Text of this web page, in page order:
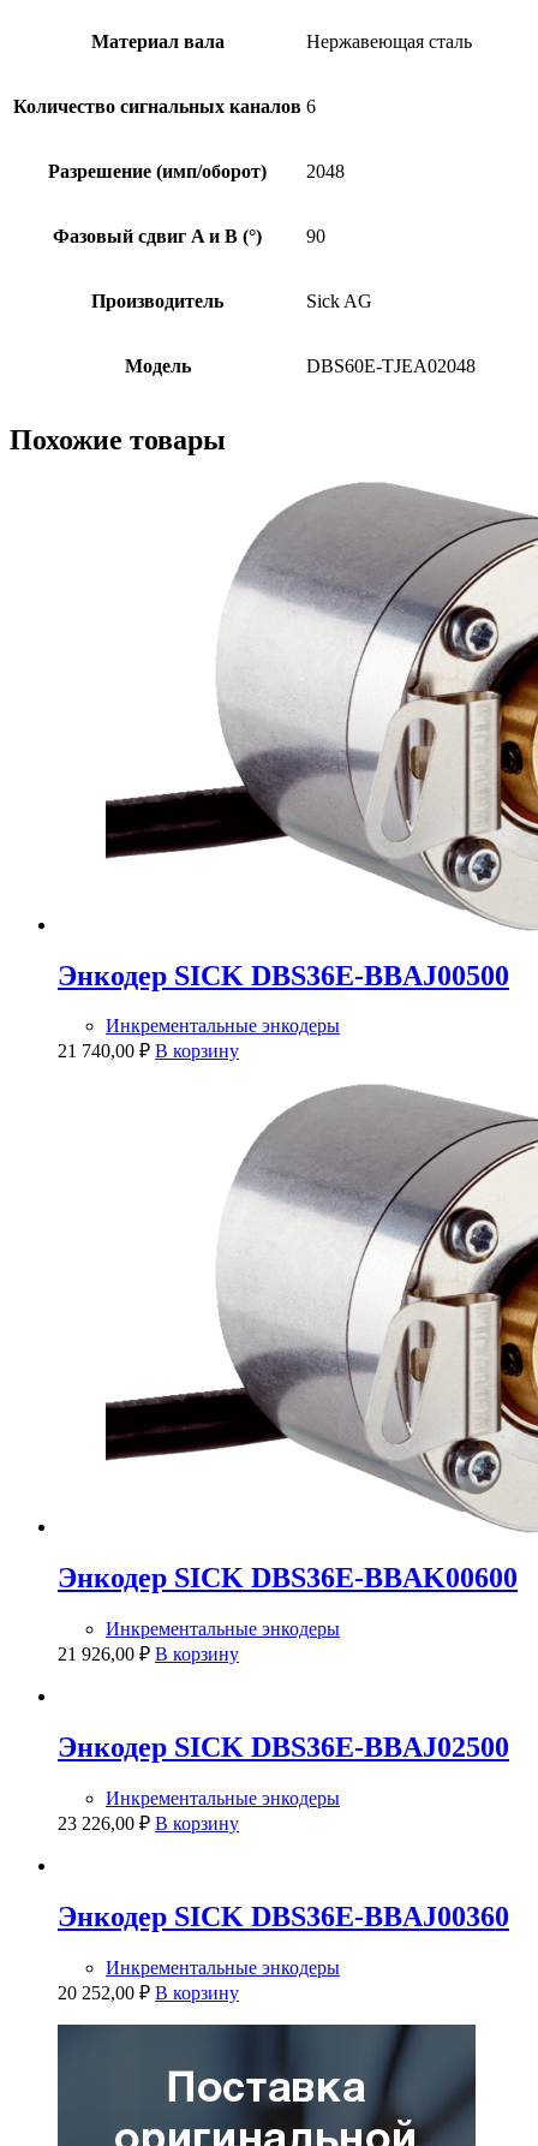
Материал вала Нержавеющая сталь
Количество сигнальных каналов 6
Разрешение (имп/оборот) 2048
Фазовый сдвиг A и B (°) 90
Производитель Sick AG
Модель DBS60E-TJEA02048
Похожие товары
Энкодер SICK DBS36E-BBAJ00500
Инкрементальные энкодеры
21 740,00 ₽ В корзину
Энкодер SICK DBS36E-BBAK00600
Инкрементальные энкодеры
21 926,00 ₽ В корзину
Энкодер SICK DBS36E-BBAJ02500
Инкрементальные энкодеры
23 226,00 ₽ В корзину
Энкодер SICK DBS36E-BBAJ00360
Инкрементальные энкодеры
20 252,00 ₽ В корзину